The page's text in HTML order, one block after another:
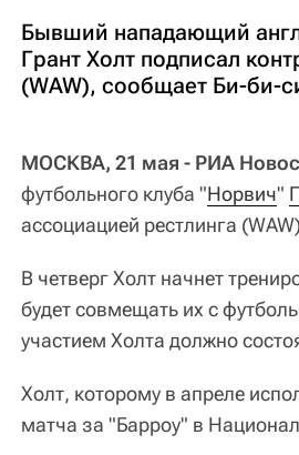
Бывший нападающий
Грант Холт подписал
(WAW), сообщает Би-би-
МОСКВА, 21 мая - РИА
футбольного клуба "Норвич"
ассоциацией рестлинга
В четверг Холт начнет
будет совмещать их с
участием Холта должно
Холт, которому в апреле
матча за "Барроу" в